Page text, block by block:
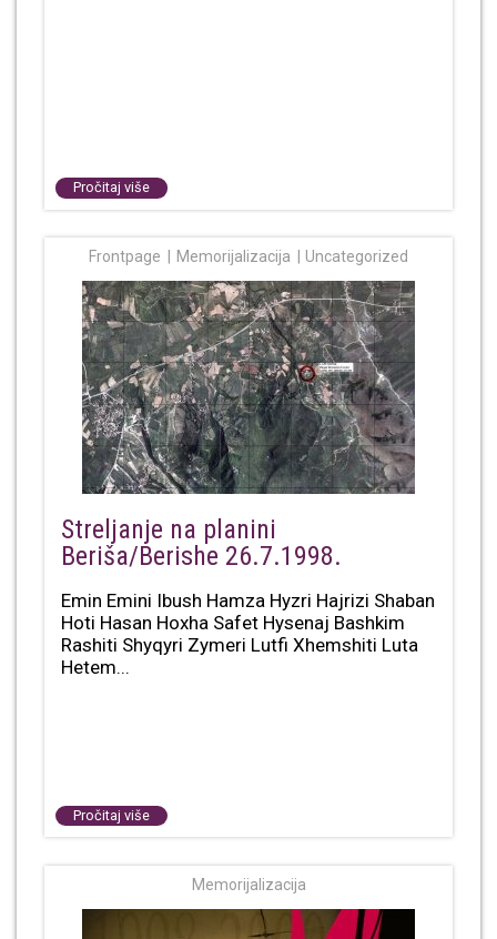
Pročitaj više
Frontpage Memorijalizacija Uncategorized
Streljanje na planini
Beriša/Berishe 26.7.1998.
Emin Emini Ibush Hamza Hyzri Hajrizi Shaban
Hoti Hasan Hoxha Safet Hysenaj Bashkim
Rashiti Shyqyri Zymeri Lutfi Xhemshiti Luta
Hetem...
Pročitaj više
Memorijalizacija